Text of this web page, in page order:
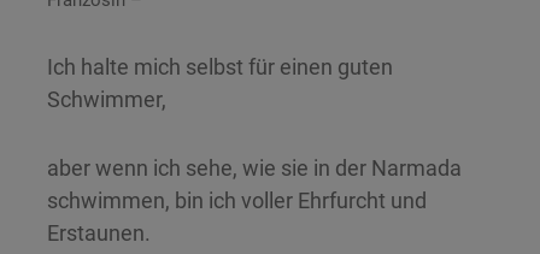
Ich halte mich selbst für einen guten
Schwimmer,
aber wenn ich sehe, wie sie in der Narmada
schwimmen, bin ich voller Ehrfurcht und
Erstaunen.